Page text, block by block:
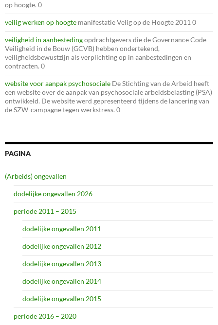
op hoogte. 0
veilig werken op hoogte manifestatie Velig op de Hoogte 2011 0
veiligheid in aanbestedingopdrachtgevers die de Governance Code
Veiligheid in de Bouw (GCVB) hebben ondertekend,
veiligheidsbewustzijn als verplichting op in aanbestedingen en
contracten. 0
website voor aanpak psychosociale De Stichting van de Arbeid heeft
een website over de aanpak van psychosociale arbeidsbelasting (PSA)
ontwikkeld. De website werd gepresenteerd tijdens de lancering van
de SZW-campagne tegen werkstress. 0
PAGINA
(Arbeids) ongevallen
dodelijke ongevallen 2026
periode 2011 – 2015
dodelijke ongevallen 2011
dodelijke ongevallen 2012
dodelijke ongevallen 2013
dodelijke ongevallen 2014
dodelijke ongevallen 2015
periode 2016 – 2020